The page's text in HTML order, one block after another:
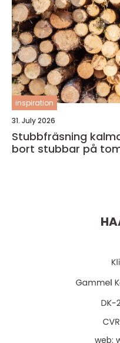
inspiration
31. July 2026
Stubbfräsning kalmar effektivt sätt
bort stubbar på
web: